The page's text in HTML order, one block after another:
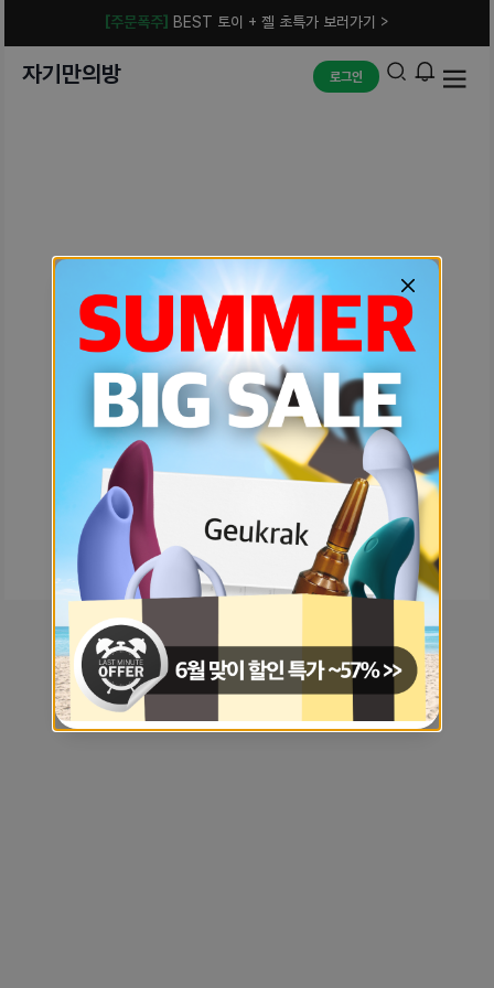
[주문폭주] BEST 토이 + 젤 초특가 보러가기 >
자기만의방 로그인
예상치 못한 에러입니다.